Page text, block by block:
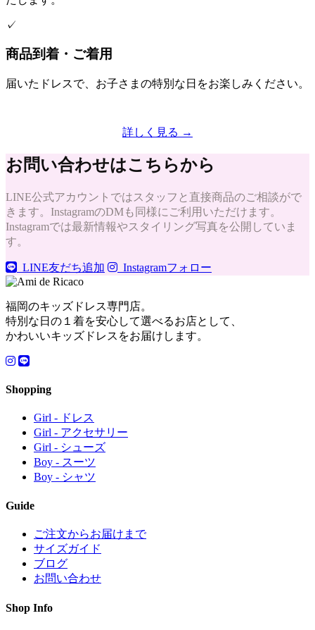
✓
商品到着・ご着用
届いたドレスで、お子さまの特別な日をお楽しみください。
詳しく見る →
お問い合わせはこちらから
LINE公式アカウントではスタッフと直接商品のご相談がで
きます。InstagramのDMも同様にご利用いただけます。
Instagramでは最新情報やスタイリング写真を公開していま
す。
LINE友だち追加 Instagramフォロー
福岡のキッズドレス専門店。
特別な日の１着を安心して選べるお店として、
かわいいキッズドレスをお届けします。
Shopping
Girl - ドレス
Girl - アクセサリー
Girl - シューズ
Boy - スーツ
Boy - シャツ
Guide
ご注文からお届けまで
サイズガイド
ブログ
お問い合わせ
Shop Info